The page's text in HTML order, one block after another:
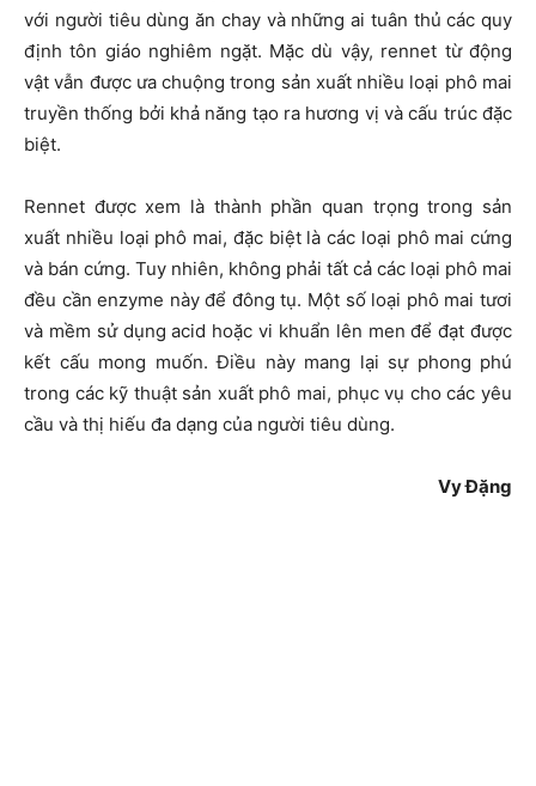
với người tiêu dùng ăn chay và những ai tuân thủ các quy
định tôn giáo nghiêm ngặt. Mặc dù vậy, rennet từ động
vật vẫn được ưa chuộng trong sản xuất nhiều loại phô mai
truyền thống bởi khả năng tạo ra hương vị và cấu trúc đặc
biệt.
Rennet được xem là thành phần quan trọng trong sản
xuất nhiều loại phô mai, đặc biệt là các loại phô mai cứng
và bán cứng. Tuy nhiên, không phải tất cả các loại phô mai
đều cần enzyme này để đông tụ. Một số loại phô mai tươi
và mềm sử dụng acid hoặc vi khuẩn lên men để đạt được
kết cấu mong muốn. Điều này mang lại sự phong phú
trong các kỹ thuật sản xuất phô mai, phục vụ cho các yêu
cầu và thị hiếu đa dạng của người tiêu dùng.
Vy Đặng